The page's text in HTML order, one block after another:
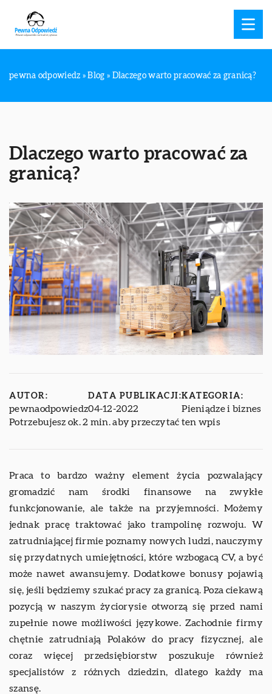
pewna odpowiedz »Blog » Dlaczego warto pracować za granicą?
Dlaczego warto pracować za
granicą?
AUTOR:
pewnaodpowiedz
DATA PUBLIKACJI:
04-12-2022
KATEGORIA:
Pieniądze i biznes
Potrzebujesz ok. 2 min. aby przeczytać ten wpis
Praca to bardzo ważny element życia pozwalający
gromadzić nam środki finansowe na zwykłe
funkcjonowanie, ale także na przyjemności. Możemy
jednak pracę traktować jako trampolinę rozwoju. W
zatrudniającej firmie poznamy nowych ludzi, nauczymy
się przydatnych umiejętności, które wzbogacą CV, a być
może nawet awansujemy. Dodatkowe bonusy pojawią
się, jeśli będziemy szukać pracy za granicą. Poza ciekawą
pozycją w naszym życiorysie otworzą się przed nami
zupełnie nowe możliwości językowe. Zachodnie firmy
chętnie zatrudniają Polaków do pracy fizycznej, ale
coraz więcej przedsiębiorstw poszukuje również
specjalistów z różnych dziedzin, dlatego każdy ma
szansę.